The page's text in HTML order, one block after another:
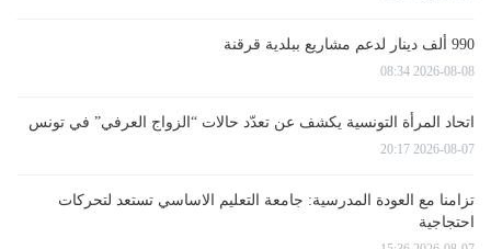
990 ألف دينار لدعم مشاريع ببلدية قرقنة
2026-08-08 08:34
اتحاد المرأة التونسية يكشف عن تعدّد حالات “الزواج العرفي” في تونس
2026-08-07 20:17
تزامنا مع العودة المدرسية: جامعة التعليم الاساسي تستعد لتحركات
احتجاجية